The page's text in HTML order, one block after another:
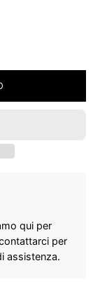
qui per
per
assistenza.